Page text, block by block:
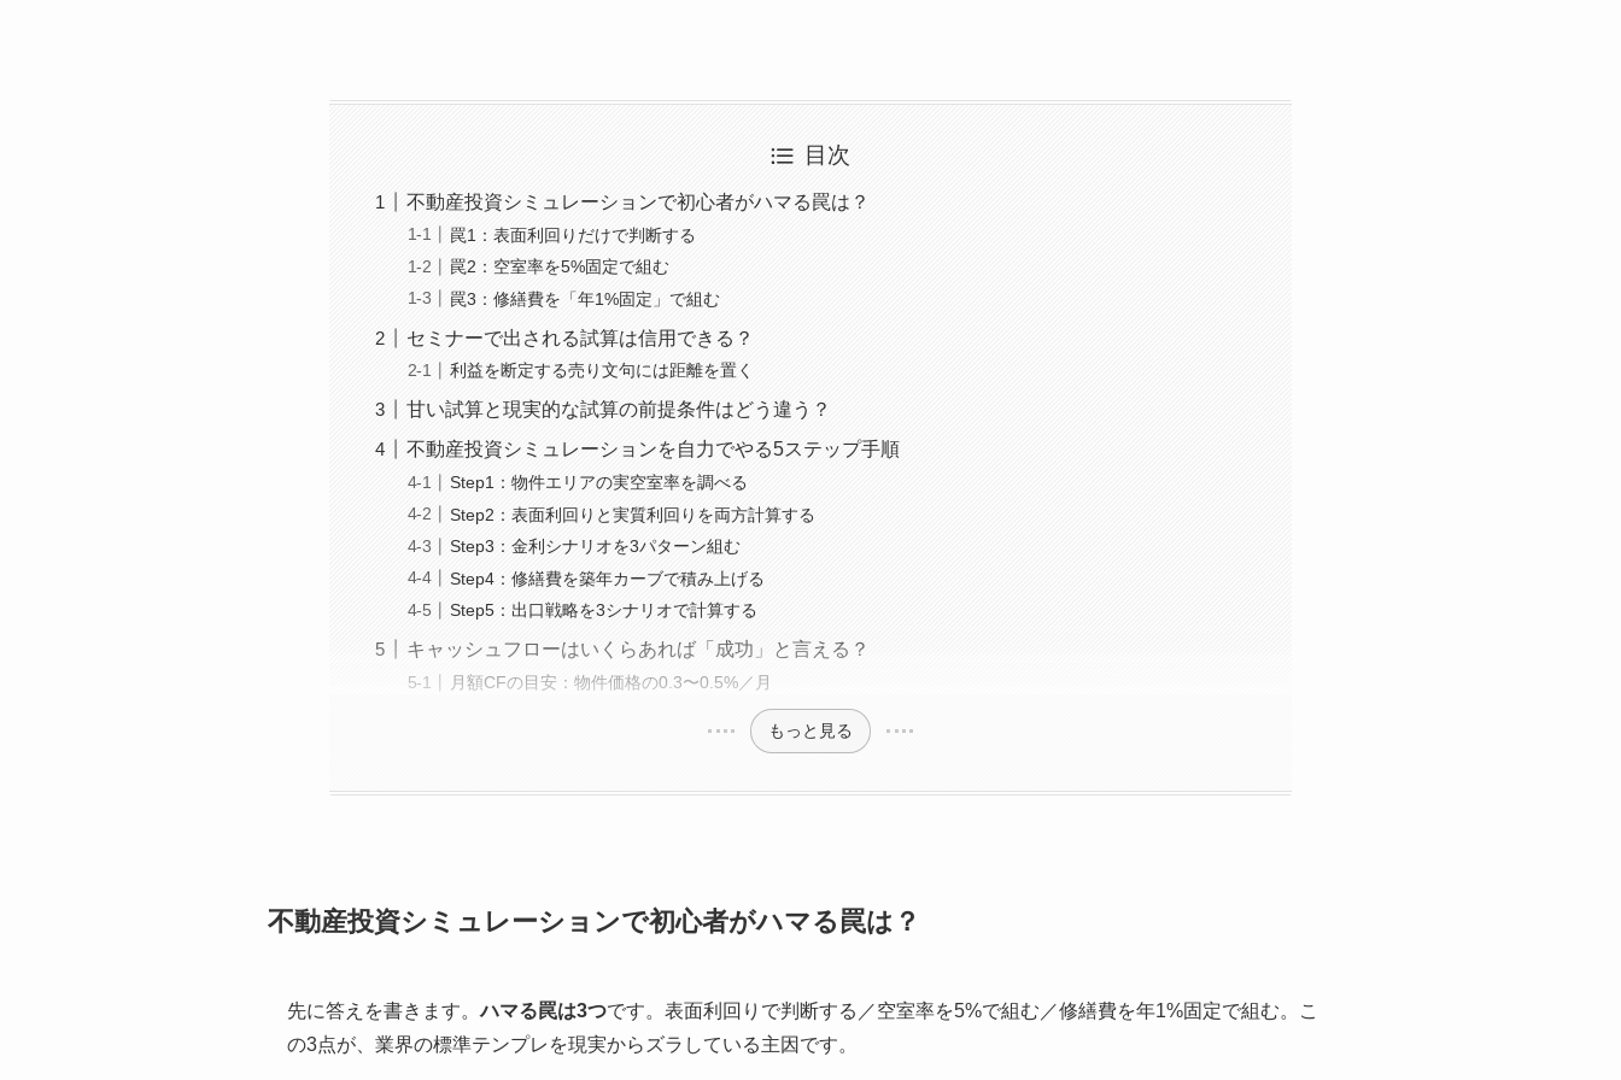
目次
不動産投資シミュレーションで初心者がハマる罠は？
罠1：表面利回りだけで判断する
罠2：空室率を5%固定で組む
罠3：修繕費を「年1%固定」で組む
セミナーで出される試算は信用できる？
利益を断定する売り文句には距離を置く
甘い試算と現実的な試算の前提条件はどう違う？
不動産投資シミュレーションを自力でやる5ステップ手順
Step1：物件エリアの実空室率を調べる
Step2：表面利回りと実質利回りを両方計算する
Step3：金利シナリオを3パターン組む
Step4：修繕費を築年カーブで積み上げる
Step5：出口戦略を3シナリオで計算する
キャッシュフローはいくらあれば「成功」と言える？
月額CFの目安：物件価格の0.3〜0.5%／月
もっと見る
不動産投資シミュレーションで初心者がハマる罠は？
先に答えを書きます。ハマる罠は3つです。表面利回りで判断する／空室率を5%で組む／修繕費を年1%固定で組む。こ
の3点が、業界の標準テンプレを現実からズラしている主因です。